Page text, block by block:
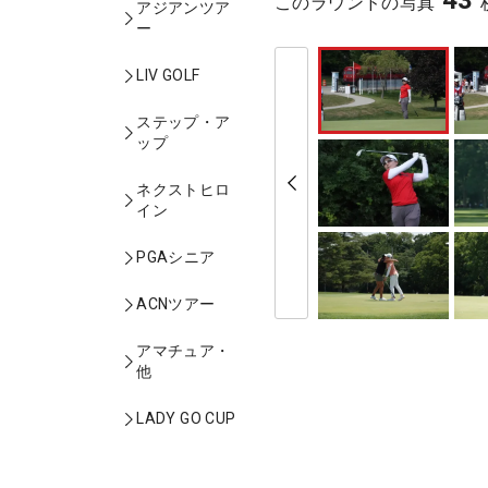
アジアンツア
ー
LIV GOLF
ステップ・ア
ップ
ネクストヒロ
イン
PGAシニア
ACNツアー
アマチュア・
他
LADY GO CUP